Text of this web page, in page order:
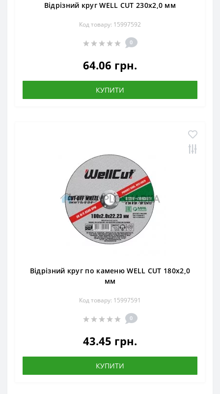
Відрізний круг WELL CUT 230х2,0 мм
Код товару: 15997592
0
64.06 грн.
КУПИТИ
Відрізний круг по каменю WELL CUT 180х2,0
мм
Код товару: 15997591
0
43.45 грн.
КУПИТИ